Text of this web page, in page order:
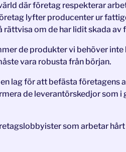
där företag respekterar
lyfter producenter ur
om de har lidit skada av
de produkter vi behöver
vara robusta från början.
lag för att befästa företagens
de leverantörskedjor som i
som arbetar